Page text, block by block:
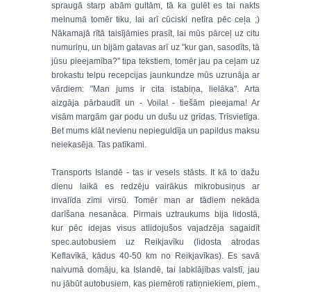
spraugā starp abām gultām, tā ka gulēt es tai nakts
melnumā tomēr tiku, lai arī cūciski netīra pēc ceļa ;)
Nākamajā rītā taisījāmies prasīt, lai mūs pārceļ uz citu
numuriņu, un bijām gatavas arī uz "kur gan, sasodīts, tā
jūsu pieejamība?" tipa tekstiem, tomēr jau pa ceļam uz
brokastu telpu recepcijas jaunkundze mūs uzrunāja ar
vārdiem: "Man jums ir cita istabiņa, lielāka". Arta
aizgāja pārbaudīt un - Voila! - tiešām pieejama! Ar
visām margām gar podu un dušu uz grīdas. Trīsvietīga.
Bet mums klāt nevienu nepieguldīja un papildus maksu
neiekasēja. Tas patīkami.
Transports Islandē - tas ir vesels stāsts. It kā to dažu
dienu laikā es redzēju vairākus mikrobusiņus ar
invalīda zīmi virsū. Tomēr man ar tādiem nekāda
darīšana nesanāca. Pirmais uztraukums bija lidostā,
kur pēc idejas visus atlidojušos vajadzēja sagaidīt
spec.autobusiem uz Reikjavīku (lidosta atrodas
Keflavīkā, kādus 40-50 km no Reikjavīkas). Es savā
naivumā domāju, ka Islandē, tai labklājības valstī, jau
nu jābūt autobusiem, kas piemēroti ratiņniekiem, piem.,